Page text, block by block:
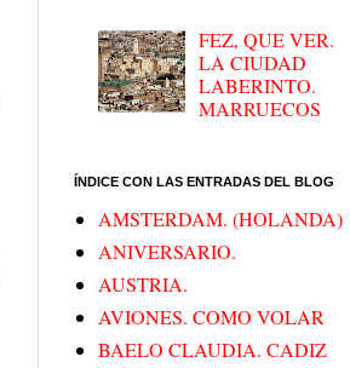
FEZ, QUE VER.
LA CIUDAD
LABERINTO.
MARRUECOS
ÍNDICE CON LAS ENTRADAS DEL BLOG
AMSTERDAM. (HOLANDA)
ANIVERSARIO.
AUSTRIA.
AVIONES. COMO VOLAR
BAELO CLAUDIA. CADIZ